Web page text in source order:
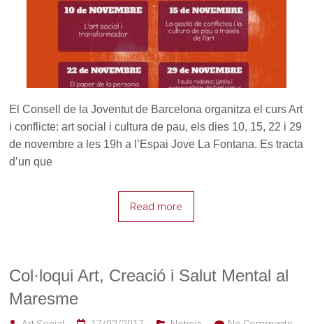
El Consell de la Joventut de Barcelona organitza el curs Art
i conflicte: art social i cultura de pau, els dies 10, 15, 22 i 29
de novembre a les 19h a l’Espai Jove La Fontana. Es tracta
d’un que
Read more
Col·loqui Art, Creació i Salut Mental al
Maresme